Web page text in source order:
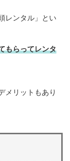
レンタル」とい
もらってレンタ
メリットもあり